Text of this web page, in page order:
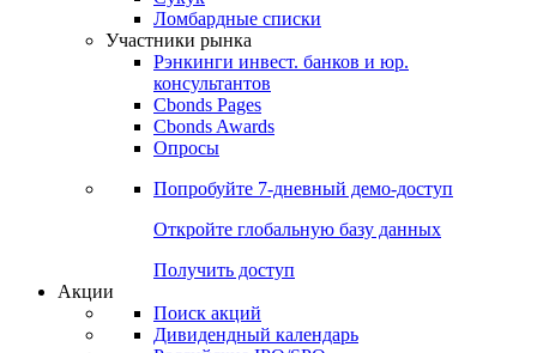
Ломбардные списки
Участники рынка
Рэнкинги инвест. банков и юр.
консультантов
Cbonds Pages
Cbonds Awards
Опросы
Попробуйте 7-дневный демо-доступ
Откройте глобальную базу данных
Получить доступ
Акции
Поиск акций
Дивидендный календарь